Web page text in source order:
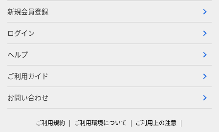
新規会員登録
ログイン
ヘルプ
ご利用ガイド
お問い合わせ
ご利用規約 ご利用環境について
ご利用上の注意